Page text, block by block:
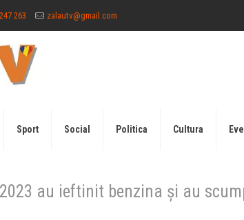
263 zalautv@gmail.com
Sport Social Politica Cultura
au ieftinit benzina și au